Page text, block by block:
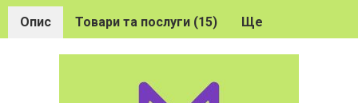
Опис Товари та послуги (15) Ще